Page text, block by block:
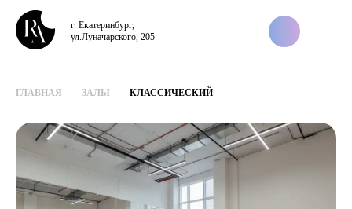
г. Екатеринбург,
ул.Луначарского, 205
ГЛАВНАЯ ЗАЛЫ КЛАССИЧЕСКИЙ